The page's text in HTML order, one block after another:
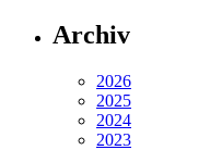
Archiv
2026
2025
2024
2023